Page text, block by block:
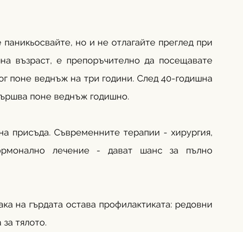
но и не отлагайте преглед при
възраст, е препоръчително да посещавате
поне веднъж на три години. След 40-годишна
поне веднъж годишно.
присъда. Съвременните терапии - хирургия,
лечение - дават шанс за пълно
на гърдата остава профилактиката: редовни
тялото.